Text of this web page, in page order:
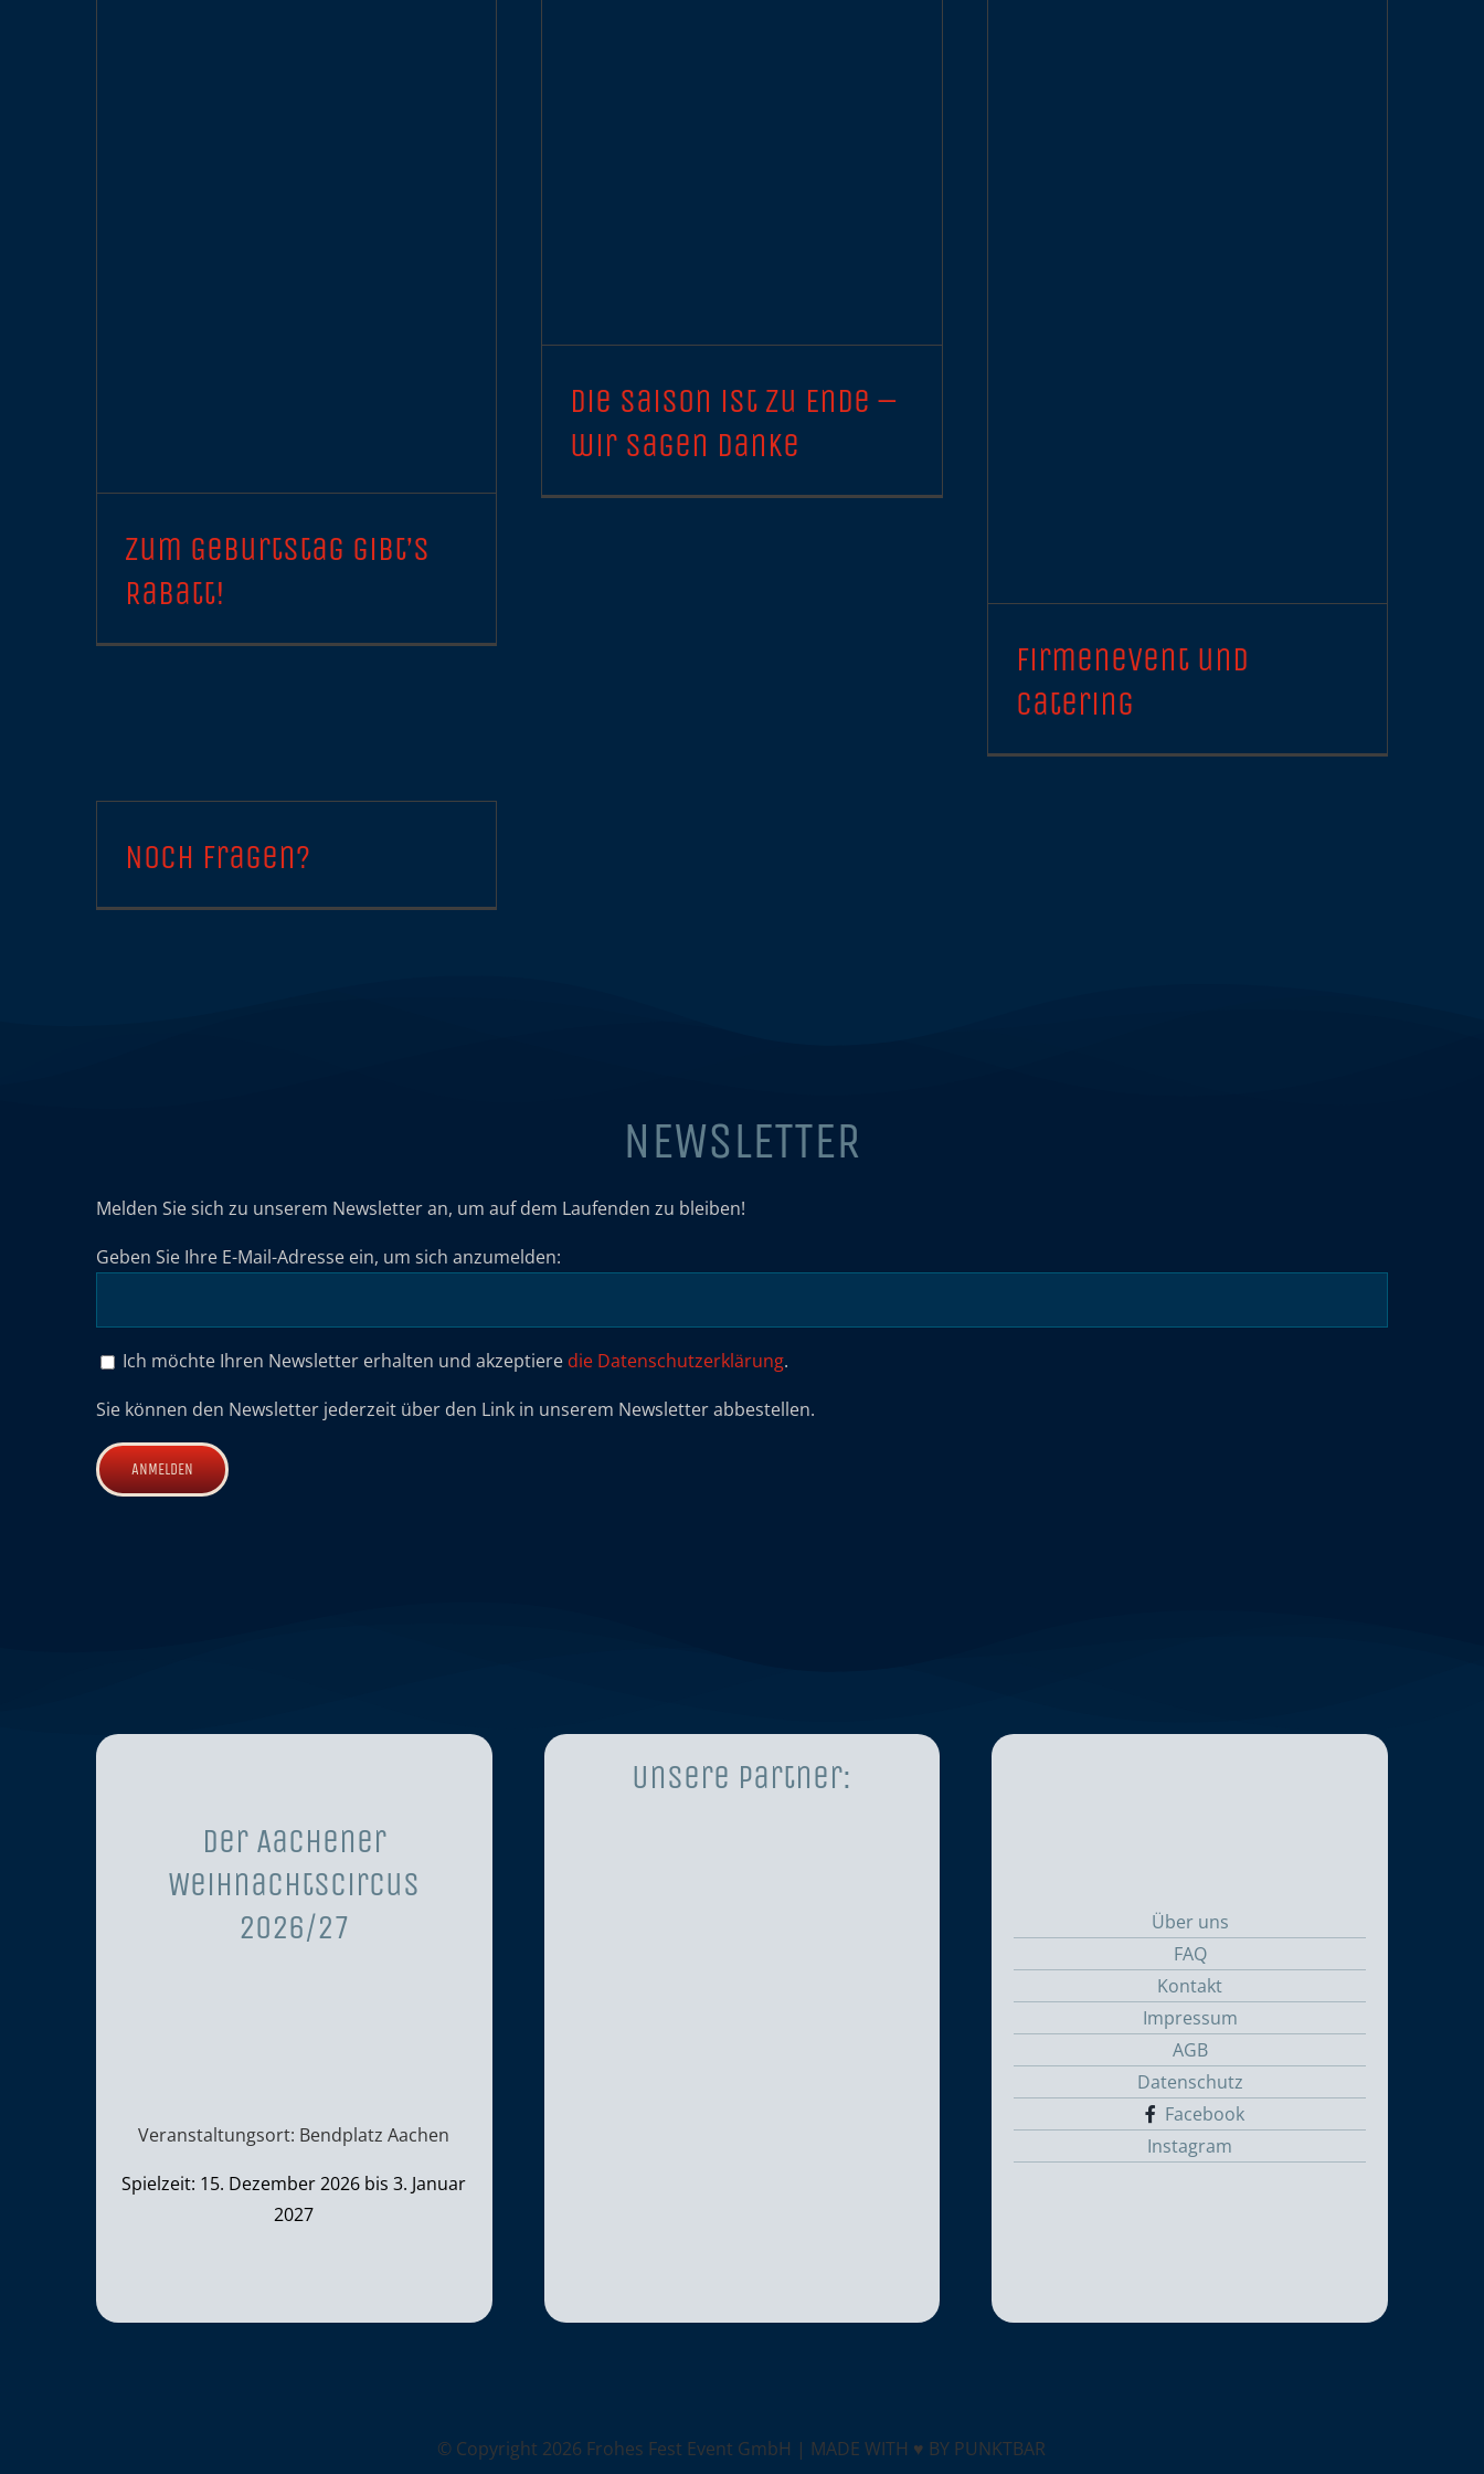
Zum Geburtstag gibt’s
Rabatt!
Die Saison ist zu Ende –
wir sagen Danke
Firmenevent und
Catering
Noch Fragen?
NEWSLETTER
Melden Sie sich zu unserem Newsletter an, um auf dem Laufenden zu bleiben!
Geben Sie Ihre E-Mail-Adresse ein, um sich anzumelden:
Ich möchte Ihren Newsletter erhalten und akzeptiere die Datenschutzerklärung.
Sie können den Newsletter jederzeit über den Link in unserem Newsletter abbestellen.
Der Aachener
Weihnachtscircus
2026/27
Veranstaltungsort: Bendplatz Aachen
Spielzeit: 15. Dezember 2026 bis 3. Januar
2027
Unsere Partner:
Über uns
FAQ
Kontakt
Impressum
AGB
Datenschutz
Facebook
Instagram
© Copyright 2026 Frohes Fest Event GmbH | MADE WITH ♥ BY PUNKTBAR